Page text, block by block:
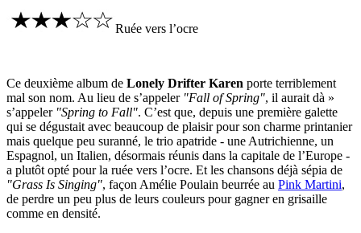
Ruée vers l’ocre
Ce deuxième album de Lonely Drifter Karen porte terriblement
mal son nom. Au lieu de s’appeler "Fall of Spring", il aurait dà »
s’appeler "Spring to Fall". C’est que, depuis une première galette
qui se dégustait avec beaucoup de plaisir pour son charme printanier
mais quelque peu suranné, le trio apatride - une Autrichienne, un
Espagnol, un Italien, désormais réunis dans la capitale de l’Europe -
a plutôt opté pour la ruée vers l’ocre. Et les chansons déjà sépia de
"Grass Is Singing", façon Amélie Poulain beurrée au Pink Martini,
de perdre un peu plus de leurs couleurs pour gagner en grisaille
comme en densité.